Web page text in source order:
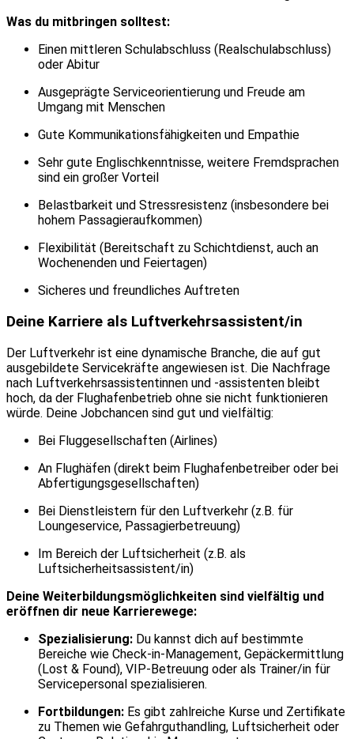
Was du mitbringen solltest:
Einen mittleren Schulabschluss (Realschulabschluss)
oder Abitur
Ausgeprägte Serviceorientierung und Freude am
Umgang mit Menschen
Gute Kommunikationsfähigkeiten und Empathie
Sehr gute Englischkenntnisse, weitere Fremdsprachen
sind ein großer Vorteil
Belastbarkeit und Stressresistenz (insbesondere bei
hohem Passagieraufkommen)
Flexibilität (Bereitschaft zu Schichtdienst, auch an
Wochenenden und Feiertagen)
Sicheres und freundliches Auftreten
Deine Karriere als Luftverkehrsassistent/in
Der Luftverkehr ist eine dynamische Branche, die auf gut
ausgebildete Servicekräfte angewiesen ist. Die Nachfrage
nach Luftverkehrsassistentinnen und -assistenten bleibt
hoch, da der Flughafenbetrieb ohne sie nicht funktionieren
würde. Deine Jobchancen sind gut und vielfältig:
Bei Fluggesellschaften (Airlines)
An Flughäfen (direkt beim Flughafenbetreiber oder bei
Abfertigungsgesellschaften)
Bei Dienstleistern für den Luftverkehr (z.B. für
Loungeservice, Passagierbetreuung)
Im Bereich der Luftsicherheit (z.B. als
Luftsicherheitsassistent/in)
Deine Weiterbildungsmöglichkeiten sind vielfältig und
eröffnen dir neue Karrierewege:
Spezialisierung: Du kannst dich auf bestimmte
Bereiche wie Check-in-Management, Gepäckermittlung
(Lost & Found), VIP-Betreuung oder als Trainer/in für
Servicepersonal spezialisieren.
Fortbildungen: Es gibt zahlreiche Kurse und Zertifikate
zu Themen wie Gefahrguthandling, Luftsicherheit oder